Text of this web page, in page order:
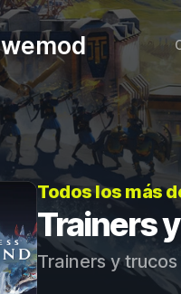
wemod
Todos los más
Trainers
Trainers y